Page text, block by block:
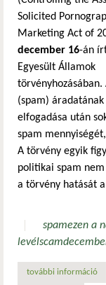
Solicited
Marketing Act of
december 16-án
Egyesült Államok
(spam)
elfogadása után
spam
A törvény egyik
politikai spam
a törvény hatását
spamezen a
levélscam
további információ